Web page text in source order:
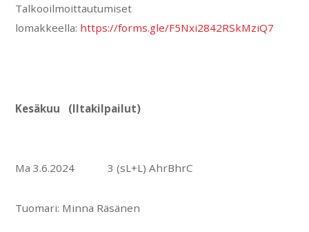
Talkooilmoittautumiset
lomakkeella: https://forms.gle/F5Nxi2842RSkMziQ7
Kesäkuu (Iltakilpailut)
Ma 3.6.2024 3 (sL+L) AhrBhrC
Tuomari: Minna Räsänen